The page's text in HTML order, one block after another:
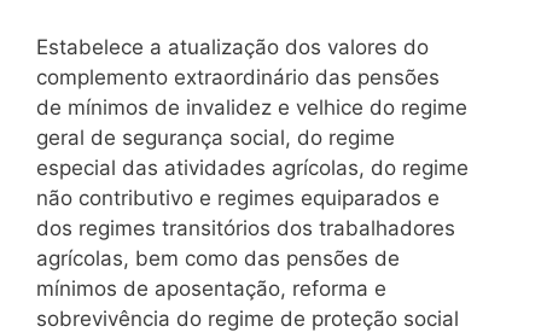
Estabelece a atualização dos valores do
complemento extraordinário das pensões
de mínimos de invalidez e velhice do regime
geral de segurança social, do regime
especial das atividades agrícolas, do regime
não contributivo e regimes equiparados e
dos regimes transitórios dos trabalhadores
agrícolas, bem como das pensões de
mínimos de aposentação, reforma e
sobrevivência do regime de proteção social